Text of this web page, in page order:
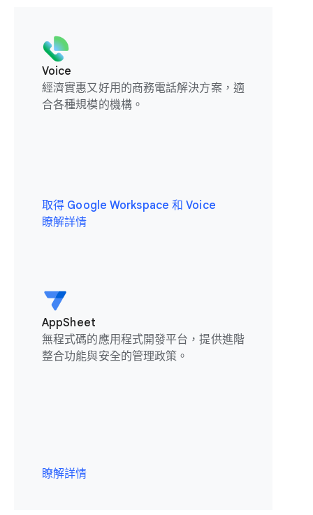
Voice
經濟實惠又好用的商務電話解決方案，適
合各種規模的機構。
取得 Google Workspace 和 Voice
瞭解詳情
AppSheet
無程式碼的應用程式開發平台，提供進階
整合功能與安全的管理政策。
瞭解詳情